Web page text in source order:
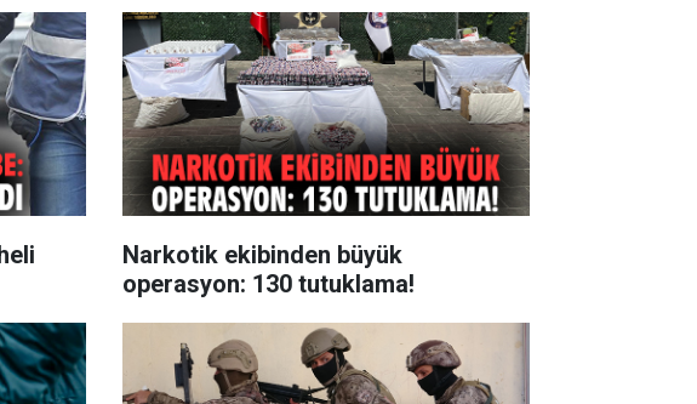
Narkotik ekibinden büyük
operasyon: 130 tutuklama!